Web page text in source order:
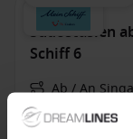
Südostasien
Schiff 6
Ab / An
Mein Schiff 6